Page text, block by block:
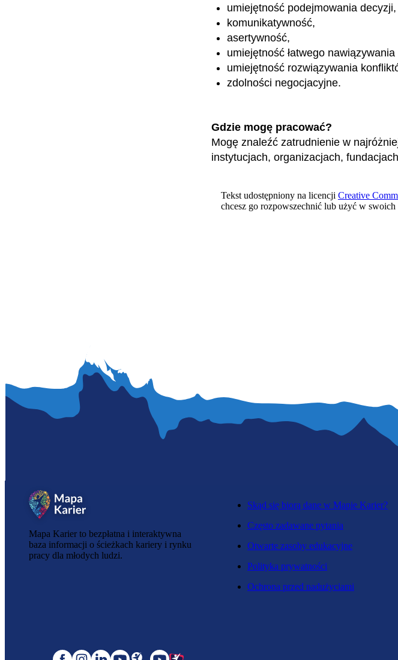
umiejętność podejmowania decyzji,
komunikatywność,
asertywność,
umiejętność łatwego
umiejętność rozwiązywania
zdolności negocjacyjne.
Gdzie mogę pracować?
Mogę znaleźć zatrudnienie w
instytucjach, organizacjach,
Tekst udostępniony na licencji Creative
chcesz go rozpowszechnić lub użyć w swoich
Mapa Karier to bezpłatna i interaktywna
baza informacji o ścieżkach kariery i rynku
pracy dla młodych ludzi.
Skąd się biorą dane w Mapie Karier?
Często zadawane pytania
Otwarte zasoby edukacyjne
Polityka prywatności
Ochrona przed nadużyciami